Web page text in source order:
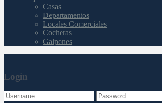
Casas
Departamentos
Locales Comerciales
Cocheras
Galpones
Login